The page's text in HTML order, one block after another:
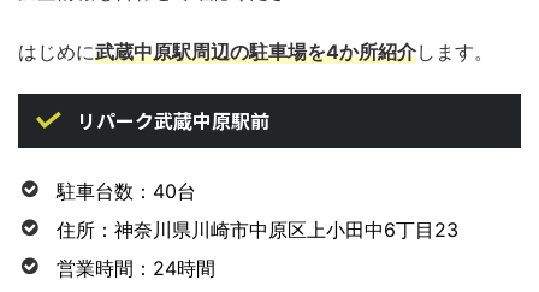
はじめに武蔵中原駅周辺の駐車場を4か所紹介します。
リパーク武蔵中原駅前
駐車台数：40台
住所：神奈川県川崎市中原区上小田中6丁目23
営業時間：24時間